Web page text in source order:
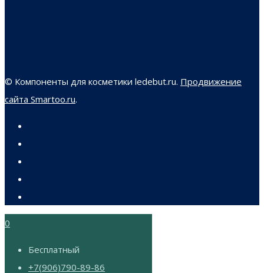
© Компоненты для косметики ledebut.ru. Продвижение
сайта Smartoo.ru.
0
Бесплатный
+7(906)790-89-86